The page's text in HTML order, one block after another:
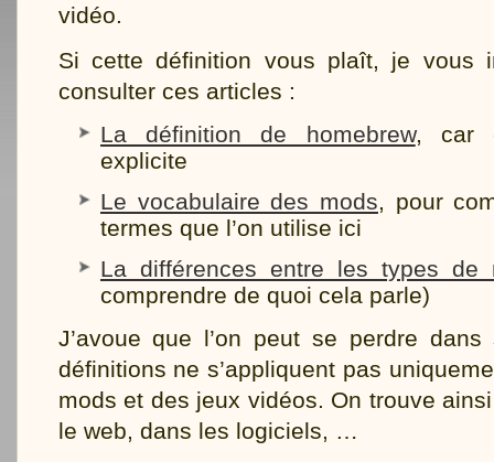
vidéo.
Si cette définition vous plaît, je vous
consulter ces articles :
La définition de homebrew, car
explicite
Le vocabulaire des mods, pour
termes que l’on utilise ici
La différences entre les types de
comprendre de quoi cela parle)
J’avoue que l’on peut se perdre
définitions ne s’appliquent pas
mods et des jeux vidéos. On trouve
le web, dans les logiciels, …